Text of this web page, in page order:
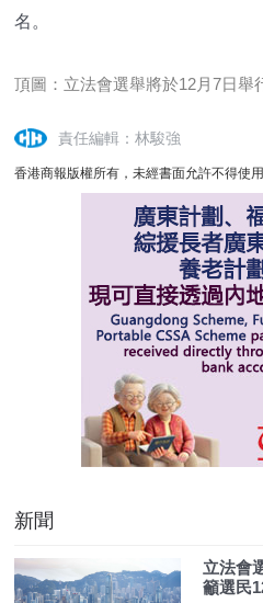
名。
頂圖：立法會選舉將於12月7日舉
責任編輯：林駿強
香港商報版權所有，未經書面允許不得使用
新聞
立法會
籲選民